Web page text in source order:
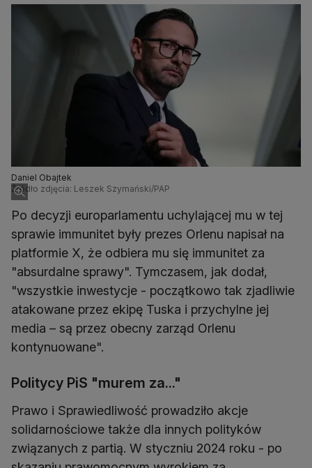
Daniel Obajtek
Źródło zdjęcia: Leszek Szymański/PAP
Po decyzji europarlamentu uchylającej mu w tej
sprawie immunitet były prezes Orlenu napisał na
platformie X, że odbiera mu się immunitet za
"absurdalne sprawy". Tymczasem, jak dodał,
"wszystkie inwestycje - początkowo tak zjadliwie
atakowane przez ekipę Tuska i przychylne jej
media – są przez obecny zarząd Orlenu
kontynuowane".
Politycy PiS "murem za..."
Prawo i Sprawiedliwość prowadziło akcje
solidarnościowe także dla innych polityków
związanych z partią. W styczniu 2024 roku - po